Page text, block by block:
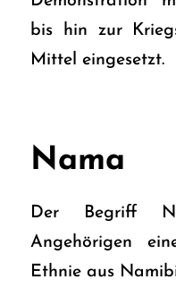
bis hin zur
Mittel eingesetzt.
Nama
Der Begriff
Angehörigen
Ethnie aus